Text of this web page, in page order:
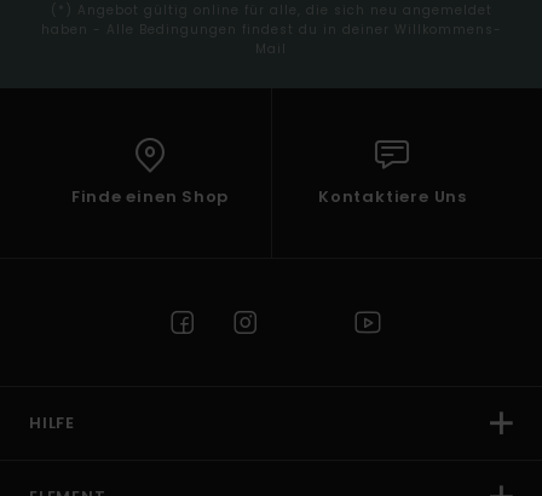
(*) Angebot gültig online für alle, die sich neu angemeldet
haben - Alle Bedingungen findest du in deiner Willkommens-
Mail
Finde einen Shop Kontaktiere Uns
HILFE